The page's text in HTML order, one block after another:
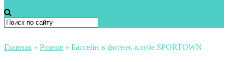
Главная » Разное » Бассейн в фитнес-клубе SPORTOWN